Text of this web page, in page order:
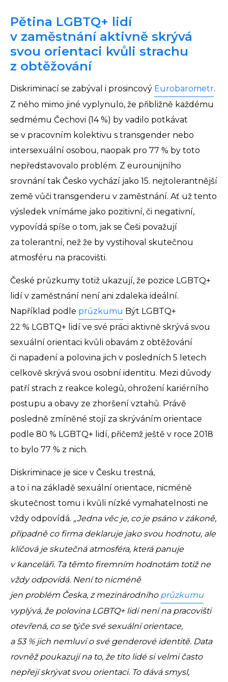
Pětina LGBTQ+ lidí
v zaměstnání aktivně skrývá
svou orientaci kvůli strachu
z obtěžování
Diskriminací se zabýval i prosincový Eurobarometr.
Z něho mimo jiné vyplynulo, že přibližně každému
sedmému Čechovi (14 %) by vadilo potkávat
se v pracovním kolektivu s transgender nebo
intersexuální osobou, naopak pro 77 % by toto
nepředstavovalo problém. Z eurounijního
srovnání tak Česko vychází jako 15. nejtolerantnější
země vůči transgenderu v zaměstnání. Ať už tento
výsledek vnímáme jako pozitivní, či negativní,
vypovídá spíše o tom, jak se Češi považují
za tolerantní, než že by vystihoval skutečnou
atmosféru na pracovišti.
České průzkumy totiž ukazují, že pozice LGBTQ+
lidí v zaměstnání není ani zdaleka ideální.
Například podle průzkumu Být LGBTQ+
22 % LGBTQ+ lidí ve své práci aktivně skrývá svou
sexuální orientaci kvůli obavám z obtěžování
či napadení a polovina jich v posledních 5 letech
celkově skrývá svou osobní identitu. Mezi důvody
patří strach z reakce kolegů, ohrožení kariérního
postupu a obavy ze zhoršení vztahů. Právě
posledně zmíněné stojí za skrýváním orientace
podle 80 % LGBTQ+ lidí, přičemž ještě v roce 2018
to bylo 77 % z nich.
Diskriminace je sice v Česku trestná,
a to i na základě sexuální orientace, nicméně
skutečnost tomu i kvůli nízké vymahatelnosti ne
vždy odpovídá. „Jedna věc je, co je psáno v zákoně,
případně co firma deklaruje jako svou hodnotu, ale
klíčová je skutečná atmosféra, která panuje
v kanceláři. Ta těmto firemním hodnotám totiž ne
vždy odpovídá. Není to nicméně
jen problém Česka, z mezinárodního průzkumu
vyplývá, že polovina LGBTQ+ lidí není na pracovišti
otevřená, co se týče své sexuální orientace,
a 53 % jich nemluví o své genderové identitě. Data
rovněž poukazují na to, že tito lidé si velmi často
nepřejí skrývat svou orientaci. To dává smysl,